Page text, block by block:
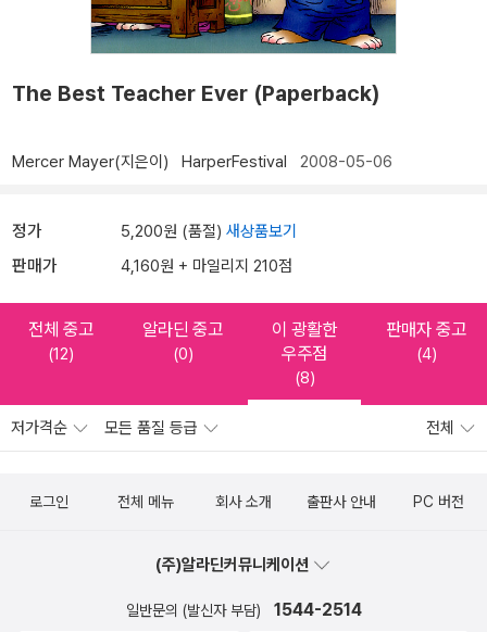
The Best Teacher Ever (Paperback)
Mercer Mayer(지은이) HarperFestival 2008-05-06
정가 5,200원 (품절) 새상품보기
판매가 4,160원 + 마일리지 210점
전체 중고
(12)
알라딘 중고
(0)
이 광활한
우주점
(8)
판매자 중고
(4)
저가격순 모든 품질 등급 전체
로그인 전체 메뉴 회사 소개 출판사 안내 PC 버전
(주)알라딘커뮤니케이션
일반문의 (발신자 부담) 1544-2514